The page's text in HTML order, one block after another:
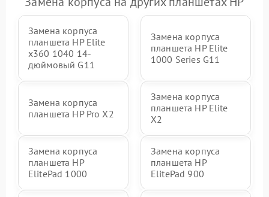
Замена корпуса
планшета HP Elite
x360 1040 14-
дюймовый G11
Замена корпуса
планшета HP Elite
1000 Series G11
Замена корпуса
планшета HP Pro X2
Замена корпуса
планшета HP Elite
X2
Замена корпуса
планшета HP
ElitePad 1000
Замена корпуса
планшета HP
ElitePad 900